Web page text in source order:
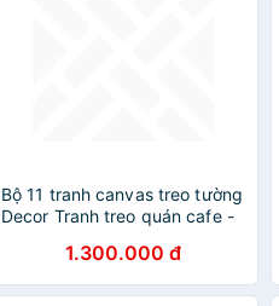
Bộ 11 tranh canvas treo tường
Decor Tranh treo quán cafe -
1.300.000 đ